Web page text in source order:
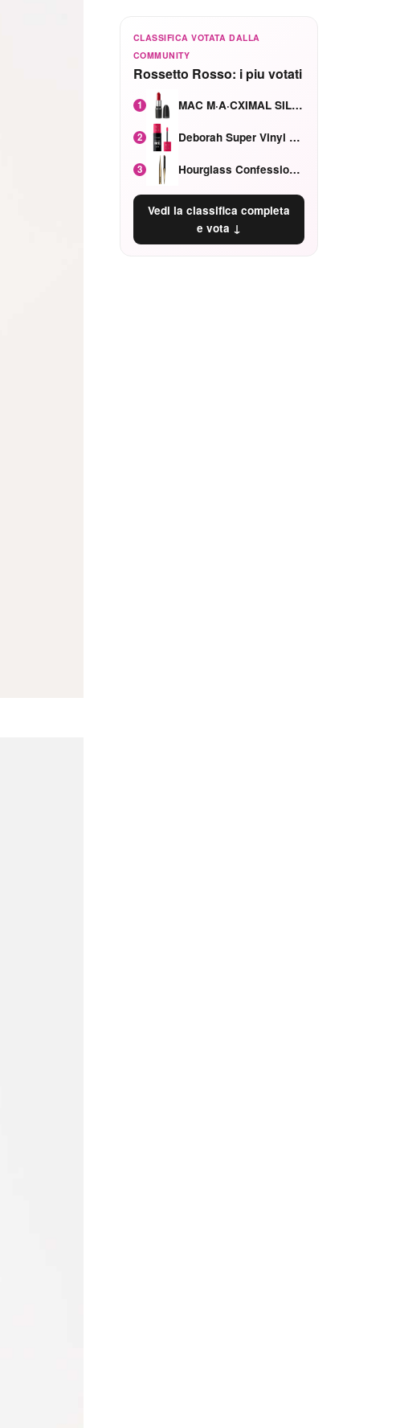
CLASSIFICA VOTATA DALLA
COMMUNITY
Rossetto Rosso: i piu votati
1 MAC M·A·CXIMAL SILKY MATTE Red Rock mat
2 Deborah Super Vinyl Shake Rosa Ciliegia
3 Hourglass Confession Ricaricabile Ultra Preciso Ad Alta Intensità Secretly Classic Red
Vedi la classifica completa
e vota ↓